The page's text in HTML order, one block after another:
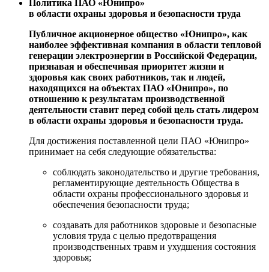
Политика ПАО «Юнипро»
в области охраны здоровья и безопасности труда
Публичное акционерное общество «Юнипро», как
наиболее эффективная компания в области тепловой
генерации электроэнергии в Российской Федерации,
признавая и обеспечивая приоритет жизни и
здоровья как своих работников, так и людей,
находящихся на объектах ПАО «Юнипро», по
отношению к результатам производственной
деятельности ставит перед собой цель стать лидером
в области охраны здоровья и безопасности труда.
Для достижения поставленной цели ПАО «Юнипро»
принимает на себя следующие обязательства:
соблюдать законодательство и другие требования,
регламентирующие деятельность Общества в
области охраны профессионального здоровья и
обеспечения безопасности труда;
создавать для работников здоровые и безопасные
условия труда с целью предотвращения
производственных травм и ухудшения состояния
здоровья;